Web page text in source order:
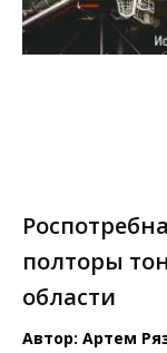
полторы
области
Автор: Артем